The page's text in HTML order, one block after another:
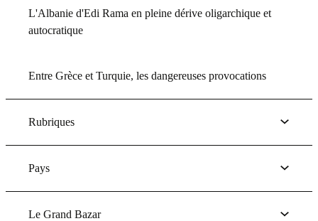
L'Albanie d'Edi Rama en pleine dérive oligarchique et
autocratique
Entre Grèce et Turquie, les dangereuses provocations
Rubriques
Pays
Le Grand Bazar